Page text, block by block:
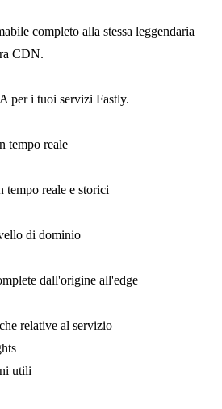
completo alla stessa leggendaria
CDN.
per i tuoi servizi Fastly.
tempo reale
reale e storici
di dominio
dall'origine all'edge
relative al servizio
utili